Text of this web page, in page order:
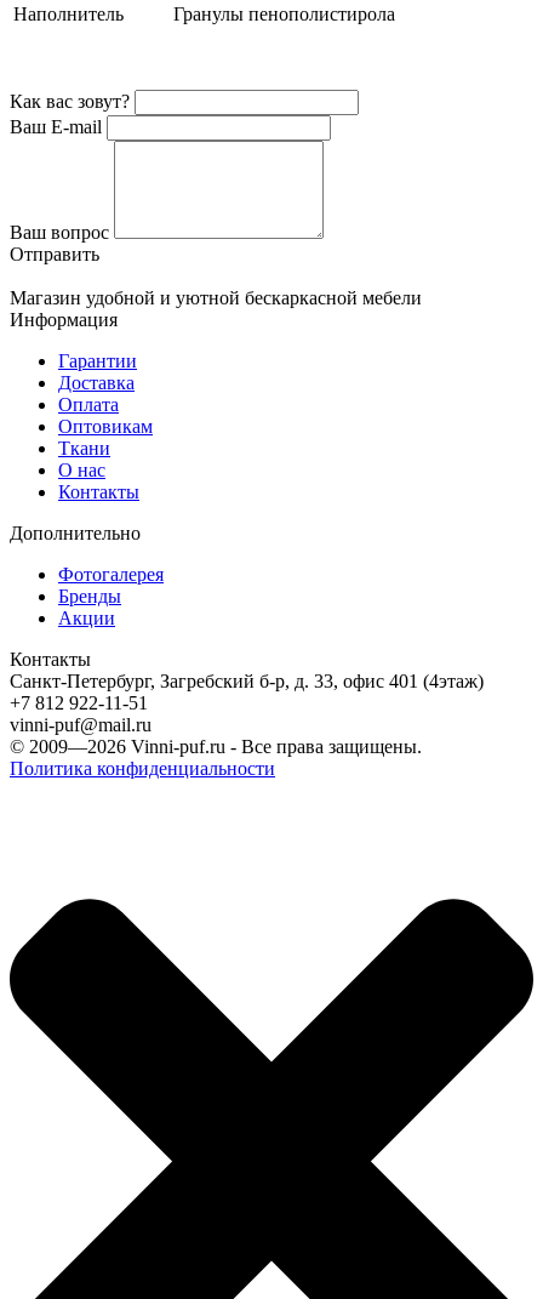
Наполнитель
Гранулы пенополистирола
Как вас зовут?
Ваш E-mail
Ваш вопрос
Отправить
Магазин удобной и уютной бескаркасной мебели
Информация
Гарантии
Доставка
Оплата
Оптовикам
Ткани
О нас
Контакты
Дополнительно
Фотогалерея
Бренды
Акции
Контакты
Санкт-Петербург, Загребский б-р, д. 33, офис 401 (4этаж)
+7 812 922-11-51
vinni-puf@mail.ru
© 2009—2026 Vinni-puf.ru - Все права защищены.
Политика конфиденциальности